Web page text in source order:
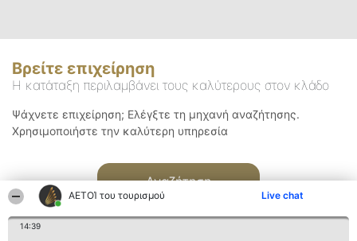
ΑΕΤΟΊ του τουρισμού Live chat
14:39
Βρείτε επιχείρηση
Η κατάταξη περιλαμβάνει τους καλύτερους στον κλάδο
Ψάχνετε επιχείρηση; Ελέγξτε τη μηχανή αναζήτησης.
Χρησιμοποιήστε την καλύτερη υπηρεσία
Αναζήτηση